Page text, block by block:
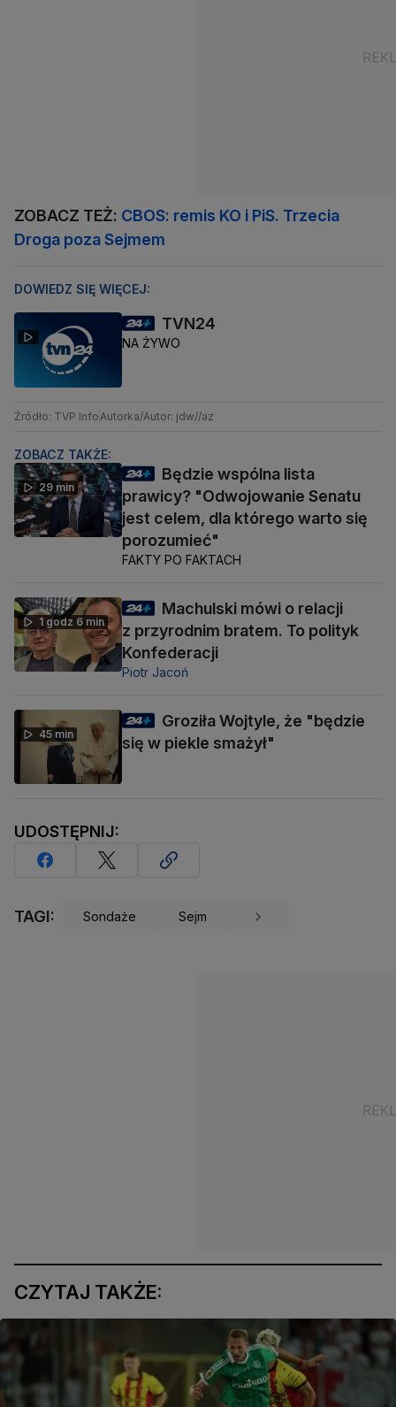
ZOBACZ TEŻ: CBOS: remis KO i PiS. Trzecia
Droga poza Sejmem
DOWIEDZ SIĘ WIĘCEJ:
TVN24
NA ŻYWO
Źródło: TVP Info Autorka/Autor: jdw//az
ZOBACZ TAKŻE:
29 min
Będzie wspólna lista
prawicy? "Odwojowanie Senatu
jest celem, dla którego warto się
porozumieć"
FAKTY PO FAKTACH
1 godz 6 min
Machulski mówi o relacji
z przyrodnim bratem. To polityk
Konfederacji
Piotr Jacoń
45 min
Groziła Wojtyle, że "będzie
się w piekle smażył"
UDOSTĘPNIJ:
TAGI: Sondaże Sejm
CZYTAJ TAKŻE: